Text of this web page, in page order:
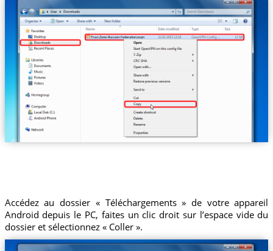
Trust.Zone-Russian-Federation.ovpn
Accédez au dossier « Téléchargements » de votre appareil
Android depuis le PC, faites un clic droit sur l’espace vide du
dossier et sélectionnez « Coller ».